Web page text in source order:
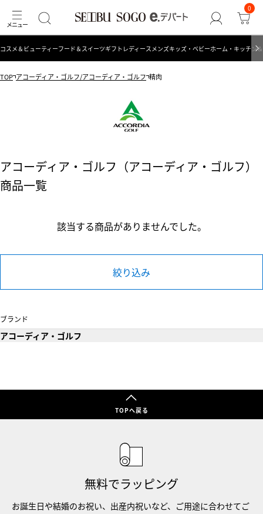
0
コスメ＆ビューティーフード＆スイーツギフト レディース メンズキッズ・ベビーホーム・キッチン
TOP アコーディア・ゴルフ/アコーディア・ゴルフ 精肉
アコーディア・ゴルフ（アコーディア・ゴルフ）
商品一覧
該当する商品がありませんでした。
絞り込み
ブランド
アコーディア・ゴルフ
TOPへ戻る
無料でラッピング
お誕生日や結婚のお祝い、出産内祝いなど、ご用途に合わせてご